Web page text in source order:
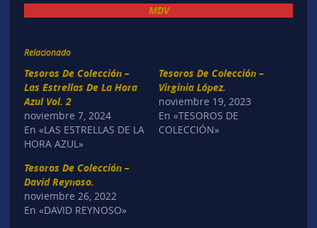
MDV
Relacionado
Tesoros De Colección –
Las Estrellas De La Hora
Azul Vol. 2
noviembre 7, 2024
En «LAS ESTRELLAS DE LA
HORA AZUL»
Tesoros De Colección –
Virginia López.
noviembre 19, 2023
En «TESOROS DE
COLECCIÓN»
Tesoros De Colección –
David Reynoso.
noviembre 26, 2022
En «DAVID REYNOSO»